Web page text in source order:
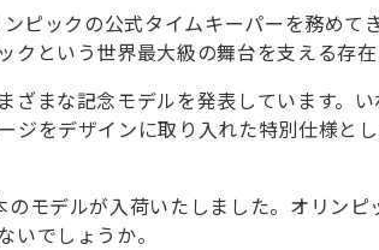
ックの公式タイムキーパーを務めて
という世界最大級の舞台を支える存在
まな記念モデルを発表しています。
をデザインに取り入れた特別仕様と
モデルが入荷いたしました。オリンピ
でしょうか。